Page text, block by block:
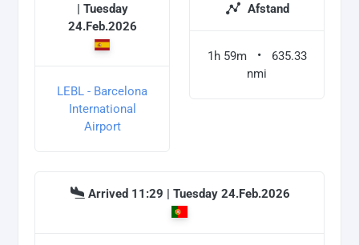
| Tuesday
24.Feb.2026
LEBL - Barcelona
International
Airport
Afstand
1h 59m
635.33
nmi
Arrived 11:29 | Tuesday 24.Feb.2026